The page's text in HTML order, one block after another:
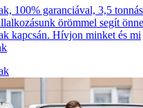
100% garanciával, 3,5 tonnás
örömmel segít
kapcsán. Hívjon minket és mi